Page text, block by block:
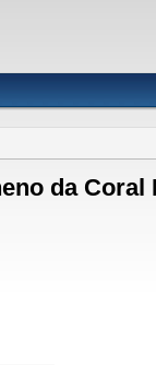
da Coral